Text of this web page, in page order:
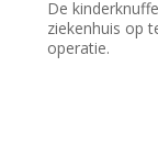
De
ziekenhuis op
operatie.